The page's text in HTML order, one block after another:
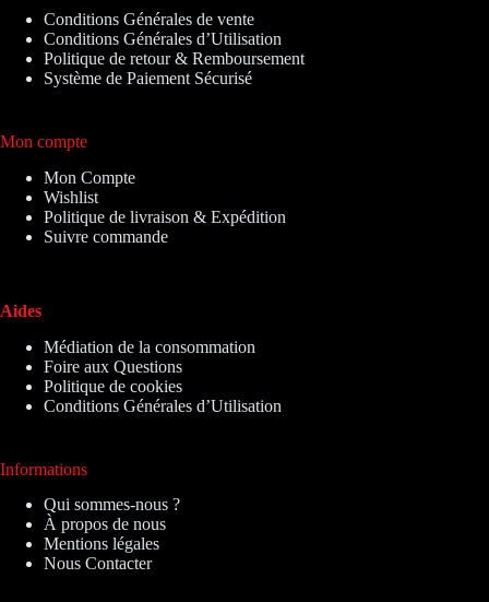
Conditions Générales de vente
Conditions Générales d’Utilisation
Politique de retour & Remboursement
Système de Paiement Sécurisé
Mon compte
Mon Compte
Wishlist
Politique de livraison & Expédition
Suivre commande
Aides
Médiation de la consommation
Foire aux Questions
Politique de cookies
Conditions Générales d’Utilisation
Informations
Qui sommes-nous ?
À propos de nous
Mentions légales
Nous Contacter